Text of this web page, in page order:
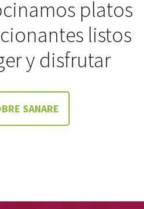
platos
listos
y disfrutar
SANARE